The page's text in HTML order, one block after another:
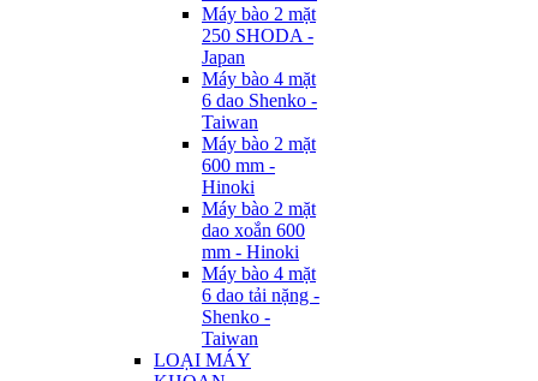
Máy bào 2 mặt
250 SHODA -
Japan
Máy bào 4 mặt
6 dao Shenko -
Taiwan
Máy bào 2 mặt
600 mm -
Hinoki
Máy bào 2 mặt
dao xoắn 600
mm - Hinoki
Máy bào 4 mặt
6 dao tải nặng -
Shenko -
Taiwan
LOẠI MÁY